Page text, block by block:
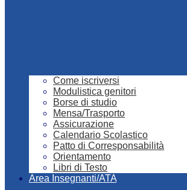
Come iscriversi
Modulistica genitori
Borse di studio
Mensa/Trasporto
Assicurazione
Calendario Scolastico
Patto di Corresponsabilità
Orientamento
Libri di Testo
Area Insegnanti/ATA